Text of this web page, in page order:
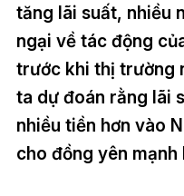
tăng lãi suất, nhiều
ngại về tác động
trước khi thị trường
ta dự đoán rằng lãi
nhiều tiền hơn vào
cho đồng yên mạnh